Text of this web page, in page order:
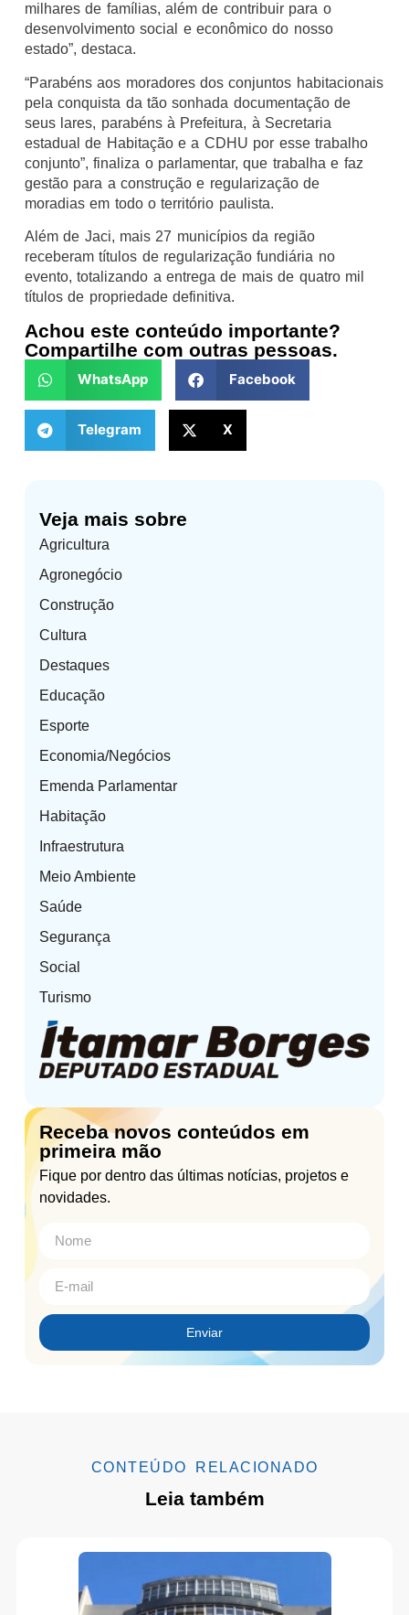
Veja mais sobre
Agricultura
Agronegócio
Construção
Cultura
Destaques
Educação
Esporte
Economia/Negócios
Emenda Parlamentar
Habitação
Infraestrutura
Meio Ambiente
Saúde
Segurança
Social
Turismo
Receba novos conteúdos em
primeira mão
Fique por dentro das últimas notícias, projetos e
novidades.
Enviar
milhares de famílias, além de contribuir para o
desenvolvimento social e econômico do nosso
estado”, destaca.
“Parabéns aos moradores dos conjuntos habitacionais
pela conquista da tão sonhada documentação de
seus lares, parabéns à Prefeitura, à Secretaria
estadual de Habitação e a CDHU por esse trabalho
conjunto”, finaliza o parlamentar, que trabalha e faz
gestão para a construção e regularização de
moradias em todo o território paulista.
Além de Jaci, mais 27 municípios da região
receberam títulos de regularização fundiária no
evento, totalizando a entrega de mais de quatro mil
títulos de propriedade definitiva.
Achou este conteúdo importante?
Compartilhe com outras pessoas.
WhatsApp Facebook
Telegram X
CONTEÚDO RELACIONADO
Leia também